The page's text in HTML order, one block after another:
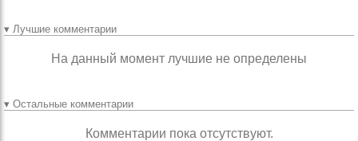
▾ Лучшие комментарии
На данный момент лучшие не определены
▾ Остальные комментарии
Комментарии пока отсутствуют.